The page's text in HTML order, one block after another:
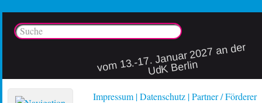
vo
m 13.-17. Januar 2027 an der
UdK Berlin
Impressum Datenschutz Partner / Förderer